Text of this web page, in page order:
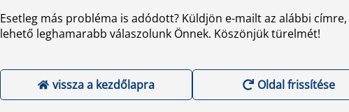
Esetleg más probléma is adódott? Küldjön e-mailt az alábbi címre,
lehető leghamarabb válaszolunk Önnek. Köszönjük türelmét!
vissza a kezdőlapra Oldal frissítése